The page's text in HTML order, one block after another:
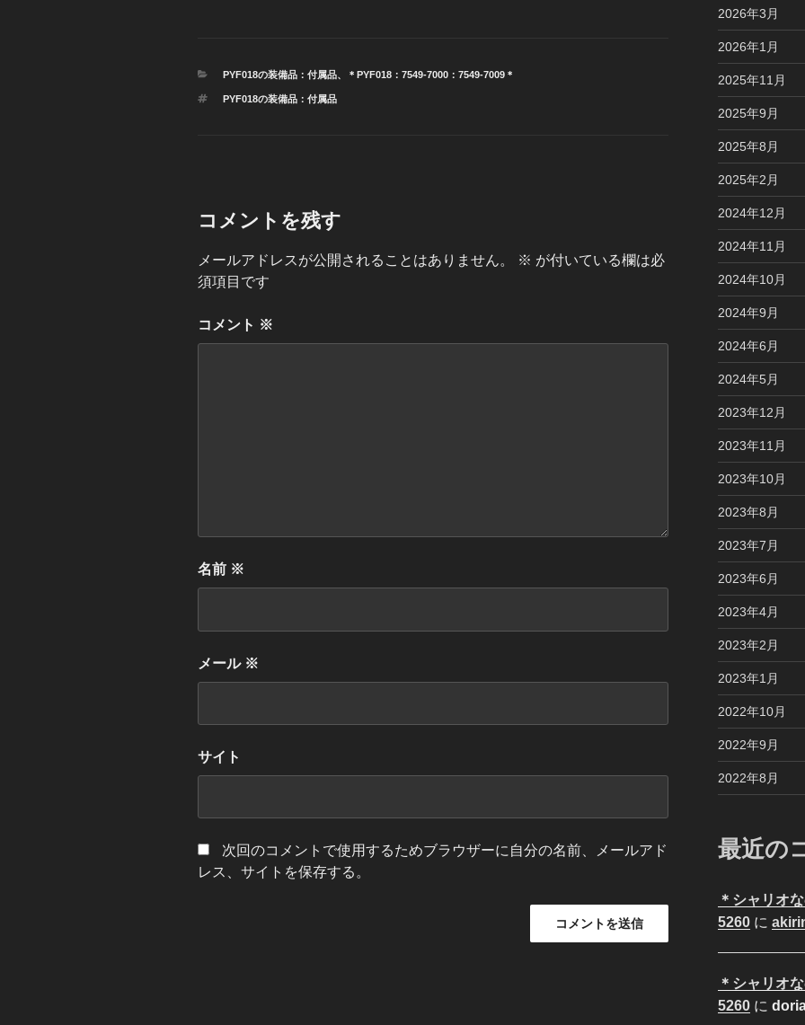
カ
ゴ
PYF018の装備品：付属品、 ＊PYF018：7549-7000：7549-7009＊
タ
PYF018の装備品：付属品
コメントを残す
メールアドレスが公開されることはありません。 ※ が付いている欄は必
須項目です
コメント ※
名前 ※
メール ※
サイト
次回のコメントで使用するためブラウザーに自分の名前、メールアド
レス、サイトを保存する。
2026年3月
2026年1月
2025年11月
2025年9月
2025年8月
2025年2月
2024年12月
2024年11月
2024年10月
2024年9月
2024年6月
2024年5月
2023年12月
2023年11月
2023年10月
2023年8月
2023年7月
2023年6月
2023年4月
2023年2月
2023年1月
2022年10月
2022年9月
2022年8月
最近の
＊シャリオ
5260に
＊シャリオ
5260に